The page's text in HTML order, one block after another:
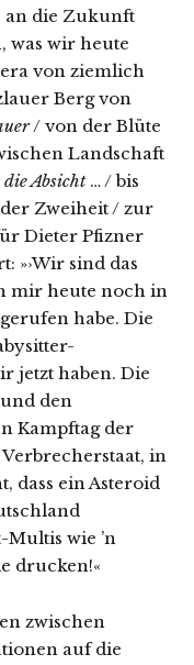
an die Zukunft
was wir heute
von ziemlich
Berg von
/ von der Blüte
Landschaft
Absicht… / bis
Zweiheit / zur
Dieter Pfizner
»›Wir sind das
mir heute noch in
habe. Die
jetzt haben. Die
den
Kampftag der
in
dass ein Asteroid
Multis wie ’n
drucken!«
zwischen
auf die